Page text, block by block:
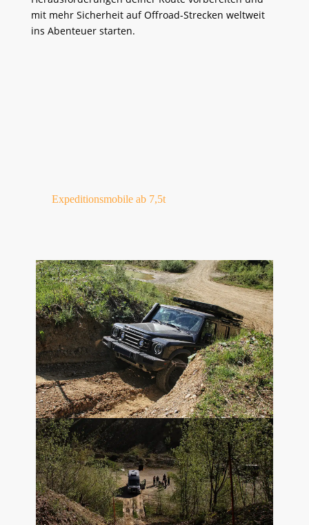
mit mehr Sicherheit auf Offroad-Strecken weltweit
ins Abenteuer starten.
Expeditionsmobile ab 7,5t